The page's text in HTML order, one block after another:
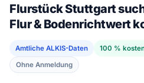
Flurstück Stuttgart
Flur & Bodenrichtwert
Amtliche ALKIS-Daten 100 %
Ohne Anmeldung